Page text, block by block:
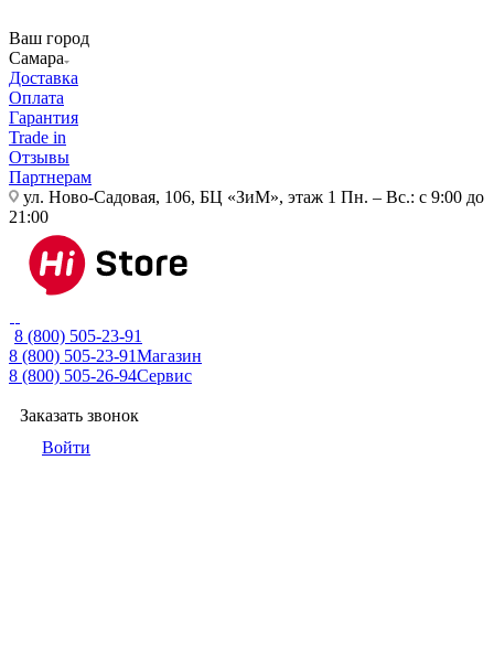
Ваш город
Самара
Доставка
Оплата
Гарантия
Trade in
Отзывы
Партнерам
ул. Ново-Садовая, 106, БЦ «ЗиМ», этаж 1 Пн. – Вс.: с 9:00 до
21:00
8 (800) 505-23-91
8 (800) 505-23-91Магазин
8 (800) 505-26-94Сервис
Заказать звонок
Войти